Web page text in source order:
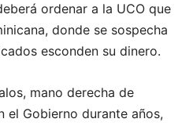
ordenar a la UCO que
donde se sospecha
esconden su dinero.
mano derecha de
el Gobierno durante años,